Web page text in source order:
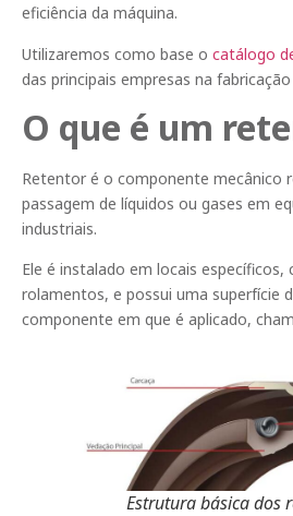
eficiência da máquina.
Utilizaremos como base o catálogo
das principais empresas na
O que é um
Retentor é o componente mecânico
passagem de líquidos ou gases em
industriais.
Ele é instalado em locais
rolamentos, e possui uma superfície
componente em que é aplicado,
Estrutura básica dos